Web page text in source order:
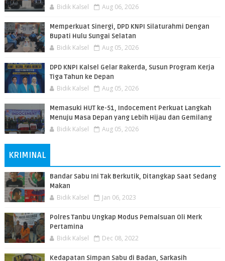
Bidik Kalsel Aug 06, 2026
Memperkuat Sinergi, DPD KNPI Silaturahmi Dengan
Bupati Hulu Sungai Selatan
Bidik Kalsel Aug 05, 2026
DPD KNPI Kalsel Gelar Rakerda, Susun Program Kerja
Tiga Tahun ke Depan
Bidik Kalsel Aug 05, 2026
Memasuki HUT ke-51, Indocement Perkuat Langkah
Menuju Masa Depan yang Lebih Hijau dan Gemilang
Bidik Kalsel Aug 05, 2026
KRIMINAL
Bandar Sabu Ini Tak Berkutik, Ditangkap Saat Sedang
Makan
Bidik Kalsel Jan 06, 2023
Polres Tanbu Ungkap Modus Pemalsuan Oli Merk
Pertamina
Bidik Kalsel Dec 08, 2022
Kedapatan Simpan Sabu di Badan, Sarkasih